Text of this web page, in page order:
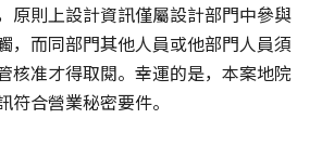
原則上設計資訊僅屬設計部門中參與
，而同部門其他人員或他部門人員須
核准才得取閱。幸運的是，本案地院
合營業秘密要件。